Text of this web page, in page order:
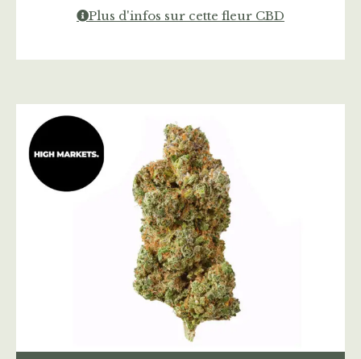
Plus d'infos sur cette fleur CBD